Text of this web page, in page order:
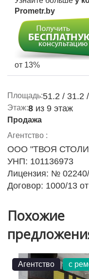
Prometr.by
от 13%
Площадь:51.2 / 31.2
Этаж:8 из 9 этаж
Продажа
Агентство :
ООО "ТВОЯ
УНП: 101136973
Лицензия: №
Договор: 1000/13
Похожие
Агентство с